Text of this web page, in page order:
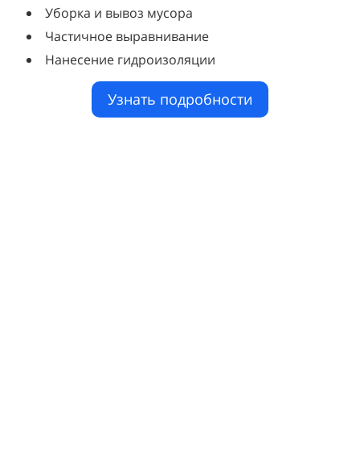
Уборка и вывоз мусора
Частичное выравнивание
Нанесение гидроизоляции
Узнать подробности
Нанесение на готовую поверхность
Уборка и вывоз мусора
Проделанные работы за 3 дня
Узнать подробности
Нанесение пенополиуретана на крышу перед
гидроизоляцией
Качественное нанесение ППУ и
полимочевины
Общее количество 10 коттеджных домов